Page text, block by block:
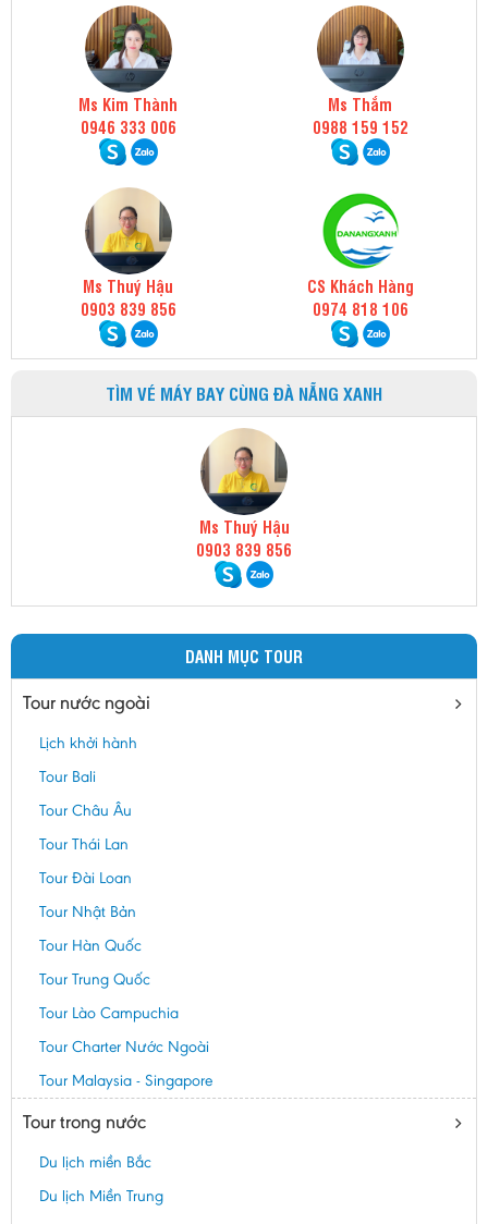
Ms Kim Thành
0946 333 006
Ms Thắm
0988 159 152
Ms Thuý Hậu
0903 839 856
CS Khách Hàng
0974 818 106
TÌM VÉ MÁY BAY CÙNG ĐÀ NẴNG XANH
Ms Thuý Hậu
0903 839 856
DANH MỤC TOUR
Tour nước ngoài
Lịch khởi hành
Tour Bali
Tour Châu Âu
Tour Thái Lan
Tour Đài Loan
Tour Nhật Bản
Tour Hàn Quốc
Tour Trung Quốc
Tour Lào Campuchia
Tour Charter Nước Ngoài
Tour Malaysia - Singapore
Tour trong nước
Du lịch miền Bắc
Du lịch Miền Trung